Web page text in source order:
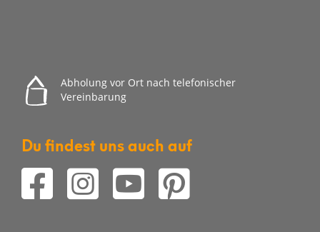
Abholung vor Ort nach telefonischer
Vereinbarung
Du findest uns auch auf